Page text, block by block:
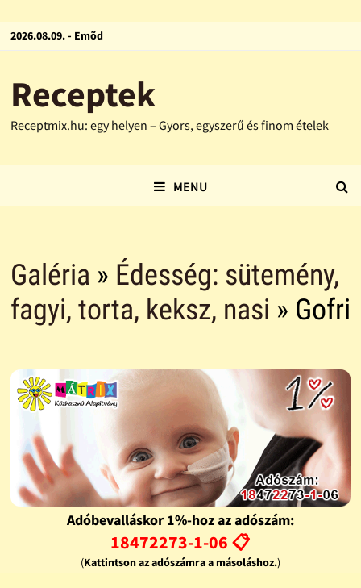
2026.08.09. - Emõd
Receptek
Receptmix.hu: egy helyen – Gyors, egyszerű és finom ételek
MENU
Galéria » Édesség: sütemény,
fagyi, torta, keksz, nasi » Gofri
Adóbevalláskor 1%-hoz az adószám:
18472273-1-06 📋
(Kattintson az adószámra a másoláshoz.)